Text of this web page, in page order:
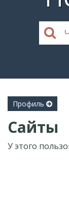
Профиль
Сайты
У этого